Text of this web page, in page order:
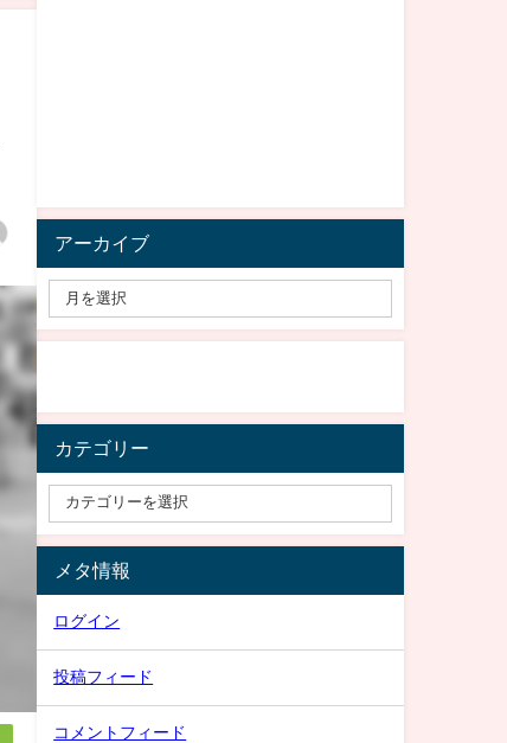
アーカイブ
カテゴリー
メタ情報
ログイン
投稿フィード
コメントフィード